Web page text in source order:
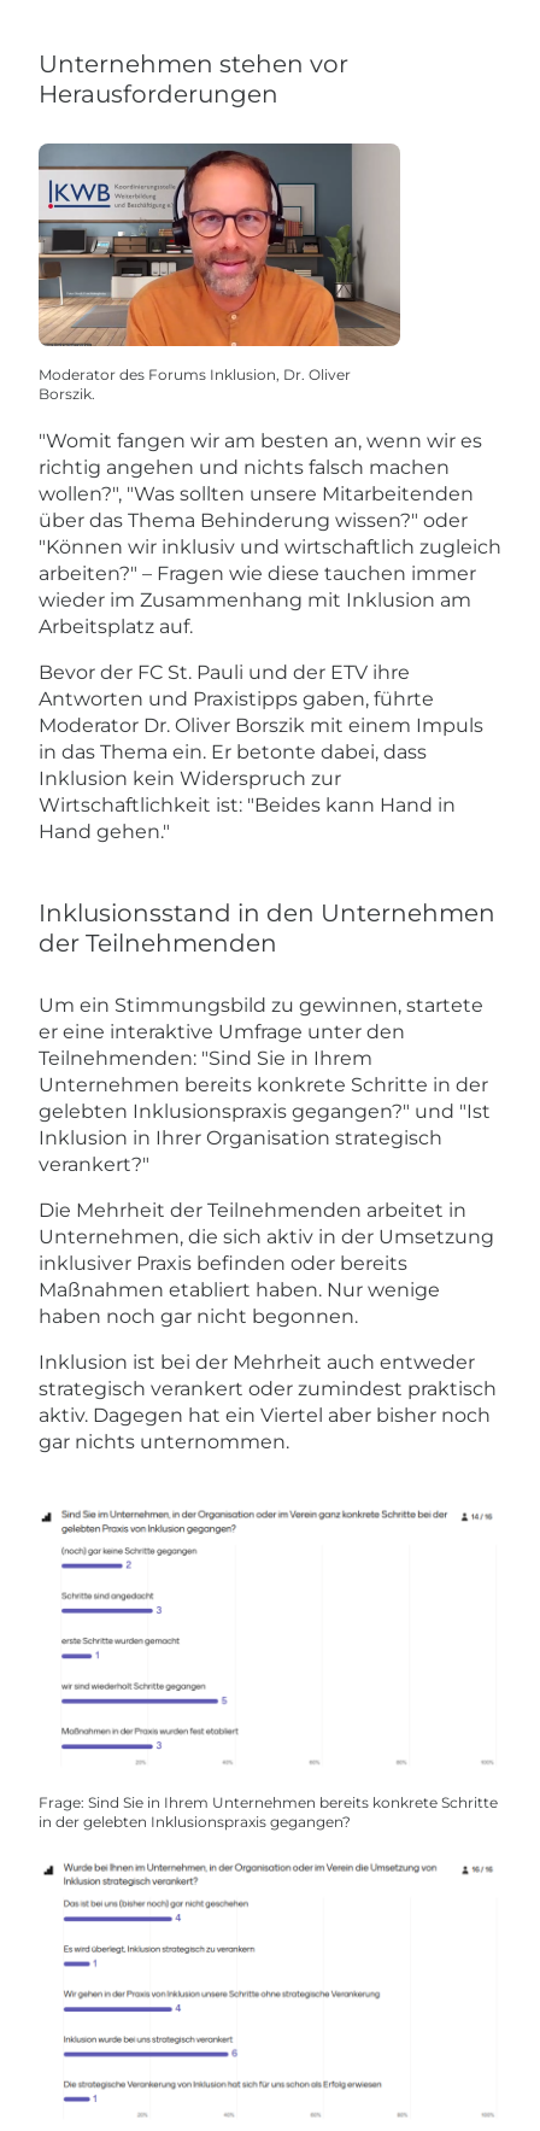
Unternehmen stehen vor
Herausforderungen
Moderator des Forums Inklusion, Dr. Oliver
Borszik.
"Womit fangen wir am besten an, wenn wir es
richtig angehen und nichts falsch machen
wollen?", "Was sollten unsere Mitarbeitenden
über das Thema Behinderung wissen?" oder
"Können wir inklusiv und wirtschaftlich zugleich
arbeiten?" – Fragen wie diese tauchen immer
wieder im Zusammenhang mit Inklusion am
Arbeitsplatz auf.
Bevor der FC St. Pauli und der ETV ihre
Antworten und Praxistipps gaben, führte
Moderator Dr. Oliver Borszik mit einem Impuls
in das Thema ein. Er betonte dabei, dass
Inklusion kein Widerspruch zur
Wirtschaftlichkeit ist: "Beides kann Hand in
Hand gehen."
Inklusionsstand in den Unternehmen
der Teilnehmenden
Um ein Stimmungsbild zu gewinnen, startete
er eine interaktive Umfrage unter den
Teilnehmenden: "Sind Sie in Ihrem
Unternehmen bereits konkrete Schritte in der
gelebten Inklusionspraxis gegangen?" und "Ist
Inklusion in Ihrer Organisation strategisch
verankert?"
Die Mehrheit der Teilnehmenden arbeitet in
Unternehmen, die sich aktiv in der Umsetzung
inklusiver Praxis befinden oder bereits
Maßnahmen etabliert haben. Nur wenige
haben noch gar nicht begonnen.
Inklusion ist bei der Mehrheit auch entweder
strategisch verankert oder zumindest praktisch
aktiv. Dagegen hat ein Viertel aber bisher noch
gar nichts unternommen.
Frage: Sind Sie in Ihrem Unternehmen bereits konkrete Schritte
in der gelebten Inklusionspraxis gegangen?